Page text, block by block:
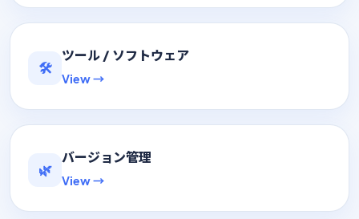
🛠
ツール / ソフトウェア
View →
🌿
バージョン管理
View →